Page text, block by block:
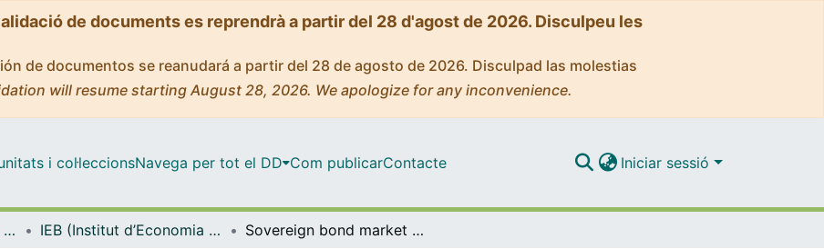
de documents es reprendrà a partir del 28 d'agost de 2026. Disculpeu les
de documentos se reanudará a partir del 28 de agosto de 2026. Disculpad las molestias
will resume starting August 28, 2026. We apologize for any inconvenience.
i col·leccionsNavega per tot el DD Com publicarContacte Iniciar sessió
IEB (Institut d’Economia de Barcelona) IEB (Institut d’Economia de Barcelona) – Working Papers Sovereign bond market reactions to fiscal rules and no-bailout clauses – The Swiss experience